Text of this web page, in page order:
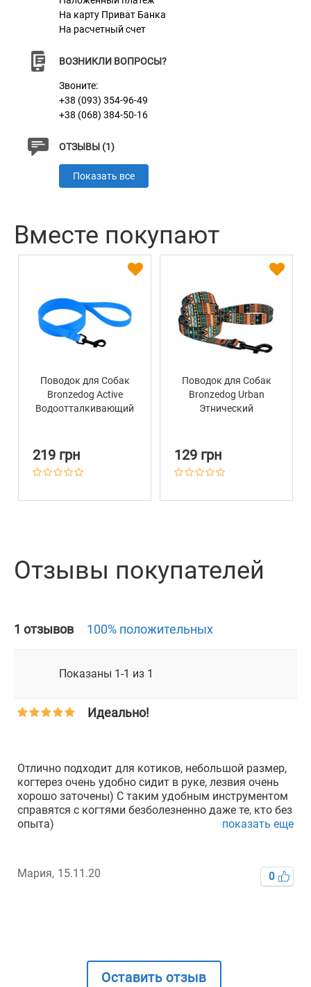
На карту Приват Банка
На расчетный счет
ВОЗНИКЛИ ВОПРОСЫ?
Звоните:
+38 (093) 354-96-49
+38 (068) 384-50-16
ОТЗЫВЫ (1)
Показать все
Материал Пластик + Нержавеющая сталь
Цвет
Вместе покупают
Поводок для Собак
Bronzedog Active
Водоотталкивающий
Покрытием Голубой
219 грн
Поводок для Собак
Bronzedog Urban
Этнический
129 грн
Отзывы покупателей
1 отзывов 100% положительных
Показаны 1-1 из 1
Идеально!
Отлично подходит для котиков, небольшой размер,
когтерез очень удобно сидит в руке, лезвия очень
хорошо заточены) С таким удобным инструментом
справятся с когтями безболезненно даже те, кто без
опыта)
показать еще
Мария, 15.11.20 0
Оставить отзыв